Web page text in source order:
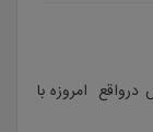
درواقع امروزه با